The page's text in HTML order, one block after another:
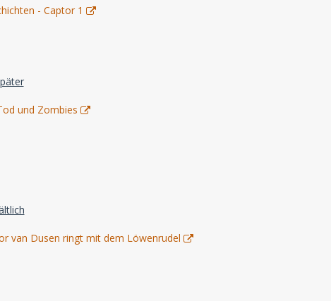
- Captor 1
und Zombies
van Dusen ringt mit dem Löwenrudel